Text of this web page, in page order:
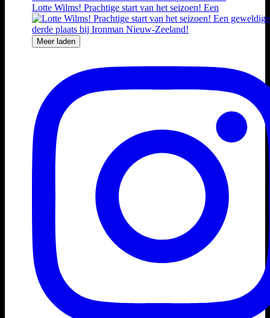
Lotte Wilms! Prachtige start van het seizoen! Een
Meer laden